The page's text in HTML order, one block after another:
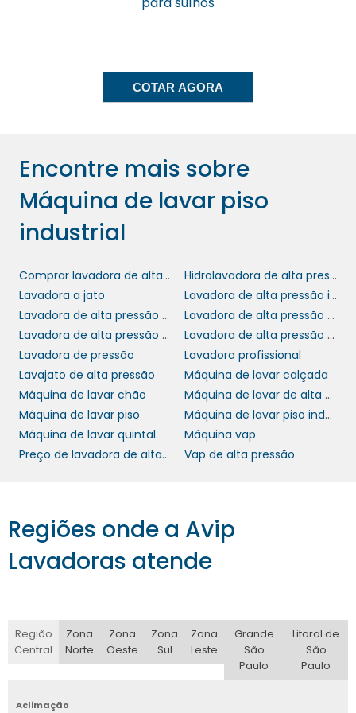
impacto ambiental causado pelo uso
equipadas com sistemas que permitem a
reutilização de água. Essa inovação possibilita
um consumidor cada vez mais consciente.
Escolher umamáquina de lavar piso
industrialé, portanto, uma forma de investir
no futuro do seu negócio e do planeta.
MANUTENÇÃO E SUPORTE
TÉCNICO
Outro ponto crucial a considerar ao escolher
umamáquina de lavar piso industrial
facilidade de manutenção. Equipamentos de
alta qualidade oferecem manuais de uso
claros e suporte técnico especializado,
permitindo que pequenas manutenções
sejam realizadas de forma prática e rápida.
evitando paradas não planejadas e prejuízos.
Além disso, contar com uma empresa
fornecedora que ofereça assistência técnica
equipamento. Umamáquina de lavar piso
industrial
com bom suporte técnico é um
investimento que protege sua empresa
COTAR AGORA
Encontre mais sobre
Máquina de lavar piso
industrial
Comprar lavadora de alta pressão
Hidrolavadora de alta pressão
Lavadora a jato
Lavadora de alta pressão industrial
Lavadora de alta pressão para lavar carros
Lavadora de alta pressão portátil
Lavadora de alta pressão profissional
Lavadora de alta pressão wap
Lavadora de pressão
Lavadora profissional
Lavajato de alta pressão
Máquina de lavar calçada
Máquina de lavar chão
Máquina de lavar de alta pressão
Máquina de lavar piso
Máquina de lavar piso industrial
Máquina de lavar quintal
Máquina vap
Preço de lavadora de alta pressão
Vap de alta pressão
Regiões onde a Avip
Lavadoras atende
Região
Central
Zona
Norte
Zona
Oeste
Zona
Sul
Zona
Leste
Grande
São
Paulo
Litoral de
São
Paulo
Aclimação